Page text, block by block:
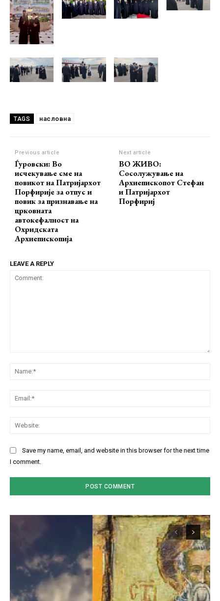
TAGS насловна
Previous article
Ѓуровски: Во
исчекување сме на
повикот на Патријархот
Порфирије за отпус и
повик за признавање на
црковната
автокефалност на
Охридската
Архиепископија
Next article
ВО ЖИВО:
Сосолужување на
Архиепископот Стефан
и Патријархот
Порфириј
LEAVE A REPLY
Save my name, email, and website in this browser for the next time
I comment.